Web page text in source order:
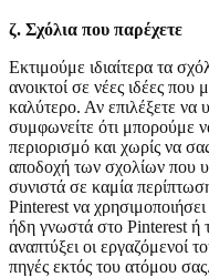
ζ. Σχόλια που παρέχετε
Εκτιμούμε ιδιαίτερα τα
ανοικτοί σε νέες ιδέες
καλύτερο. Αν επιλέξετε να
συμφωνείτε ότι μπορούμε
περιορισμό και χωρίς να
αποδοχή των σχολίων που
συνιστά σε καμία
Pinterest να
ήδη γνωστά στο Pinterest ή
αναπτύξει οι εργαζόμενοί
πηγές εκτός του ατόμου σας.